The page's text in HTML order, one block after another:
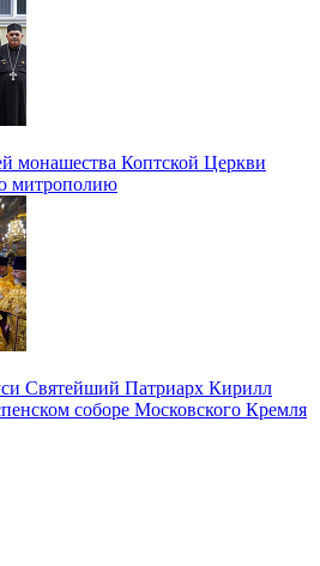
монашества Коптской Церкви
митрополию
Святейший Патриарх Кирилл
соборе Московского Кремля